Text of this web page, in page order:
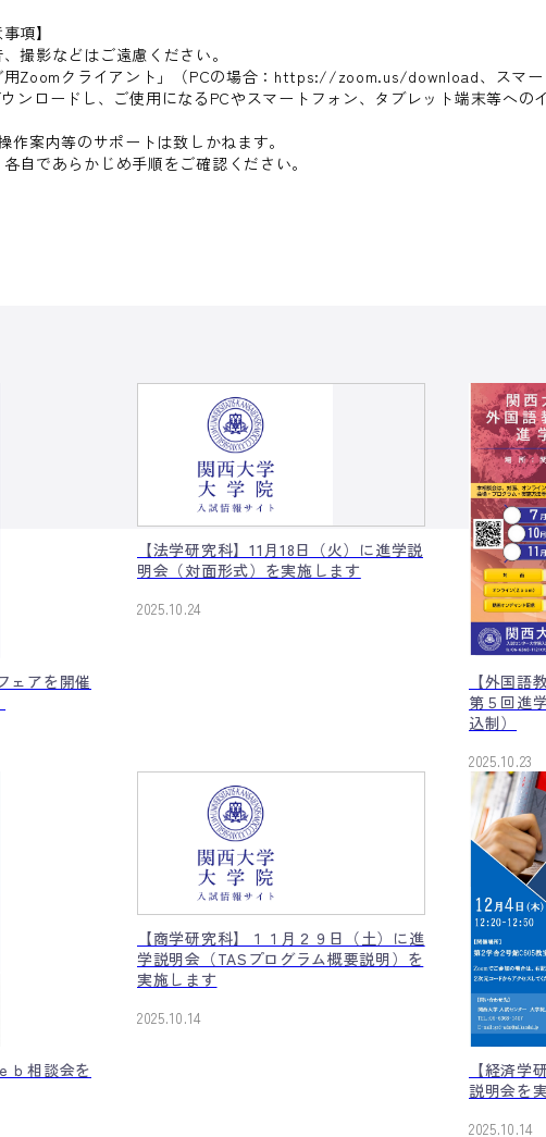
項】
撮影などはご遠慮ください。
用Zoomクライアント」（PCの場合：https://zoom.us/download、スマ
ンロードし、ご使用になるPCやスマートフォン、タブレット端末等への
作案内等のサポートは致しかねます。
自であらかじめ手順をご確認ください。
ェアを開催
【法学研究科】11月18日（火）に進学説
明会（対面形式）を実施します
2025.10.24
【外国語
第５回進
込制）
2025.10.23
ｂ相談会を
【商学研究科】１１月２９日（土）に進
学説明会（TASプログラム概要説明）を
実施します
2025.10.14
【経済学
説明会を
2025.10.14